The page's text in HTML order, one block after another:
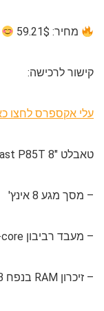
מחיר: 59.21$
קישור לרכישה:
עלי אקספרס לחצו
טאבלט 8″ Teclast P85T
– מסך מגע 8 אינץ'
– מעבד רביבון Quad-core
– זיכרון RAM בנפח 2GB